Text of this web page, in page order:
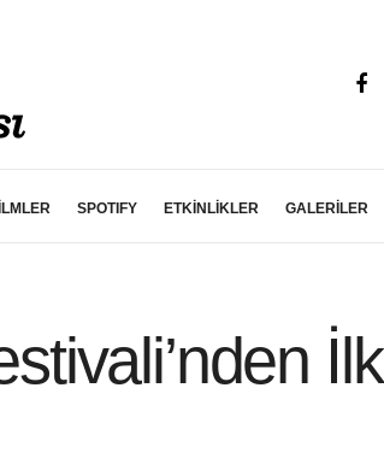
SPOTIFY ETKİNLİKLER GALERİLER
İlk